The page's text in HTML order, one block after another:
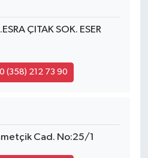
ÇITAK SOK. ESER
0 (358) 212 73 90
Cad. No:25/1